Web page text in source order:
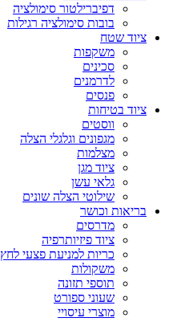
דפיברילטור סימולציה
בובות סימולציה רגילות
ציוד שטח
משקפות
סכינים
לדרמנים
פנסים
ציוד בטיחות
ווסטים
מגפונים וגלגלי הצלה
מצלמות
ציוד מגן
גלאי עשן
שילוטי הצלה שונים
בריאות וכושר
מדרסים
ציוד פיזיותרפיה
כריות למניעת פצעי לחץ
משקולות
תוספי תזונה
שעוני ספורט
מוצרי עיסויי